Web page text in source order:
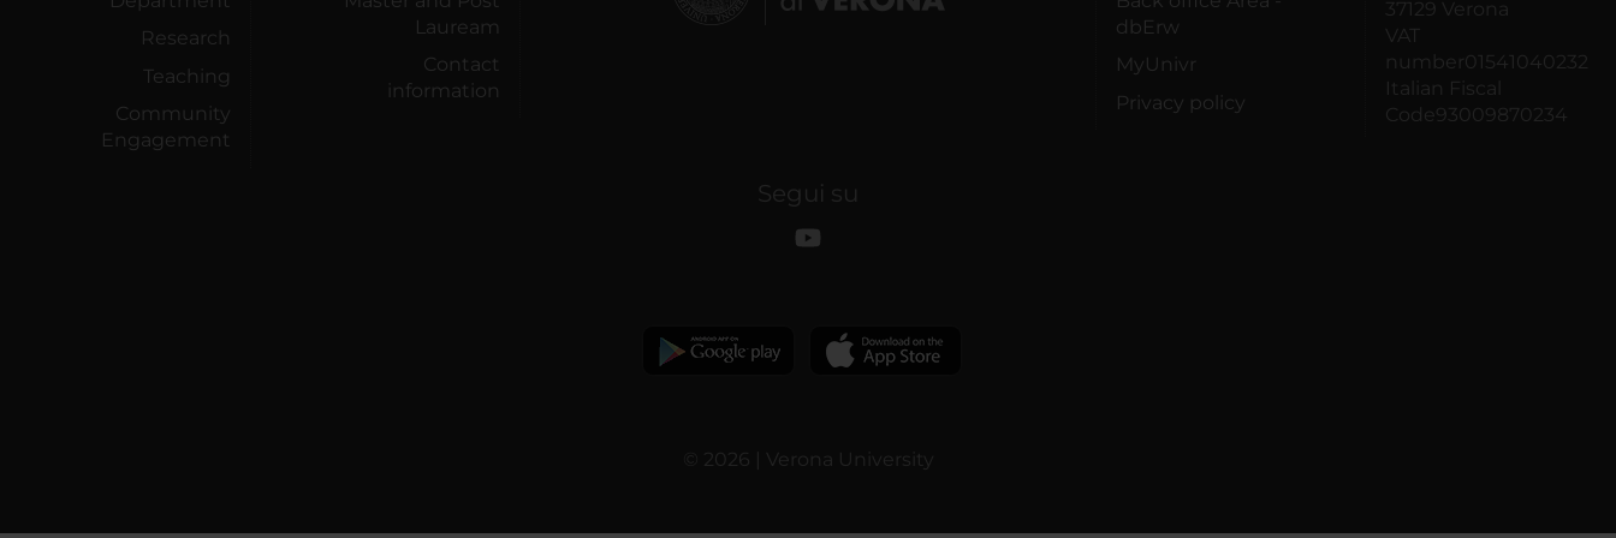
Research
Teaching
Community
Engagement
Lauream
Contact
information
dbErw
MyUnivr
Privacy policy
37129 Verona
VAT
number01541040232
Italian Fiscal
Code93009870234
Segui su
© 2026 | Verona University